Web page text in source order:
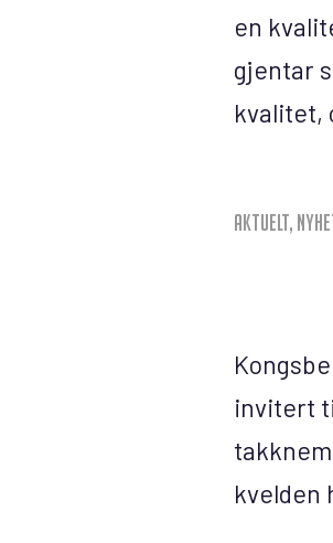
en
gjentar
kvalitet,
Aktuelt,
invitert
kvelden